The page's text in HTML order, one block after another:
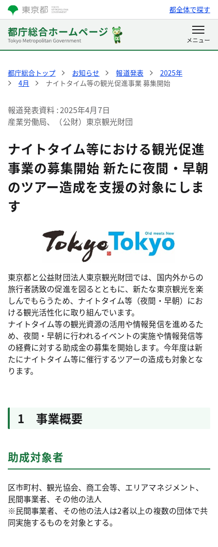
都全体で探す
都庁総合トップ お知らせ 報道発表
2025年
4月
ナイトタイム等の観光促進事業 募集開始
報道発表資料 2025年4月7日
産業労働局、（公財）東京観光財団
ナイトタイム等における観光促進
事業の募集開始 新たに夜間・早朝
のツアー造成を支援の対象にしま
す
東京都と公益財団法人東京観光財団では、国内外からの
旅行者誘致の促進を図るとともに、新たな東京観光を楽
しんでもらうため、ナイトタイム等（夜間・早朝）にお
ける観光活性化に取り組んでいます。
ナイトタイム等の観光資源の活用や情報発信を進めるた
め、夜間・早朝に行われるイベントの実施や情報発信等
の経費に対する助成金の募集を開始します。今年度は新
たにナイトタイム等に催行するツアーの造成も対象とな
ります。
1 事業概要
助成対象者
区市町村、観光協会、商工会等、エリアマネジメント、
民間事業者、その他の法人
※民間事業者、その他の法人は2者以上の複数の団体で共
同実施するものを対象とする。